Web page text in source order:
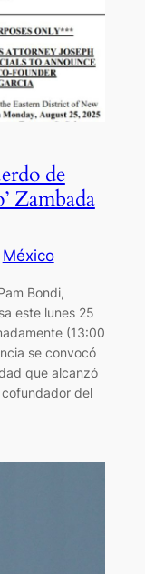
de
Zambada
México
Bondi,
este lunes 25
(13:00
se convocó
que alcanzó
del